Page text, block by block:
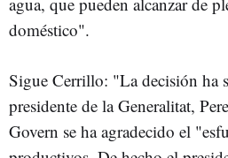
doméstico".
Sigue Cerrillo: "La decisión ha
presidente de la Generalitat,
Govern se ha agradecido el